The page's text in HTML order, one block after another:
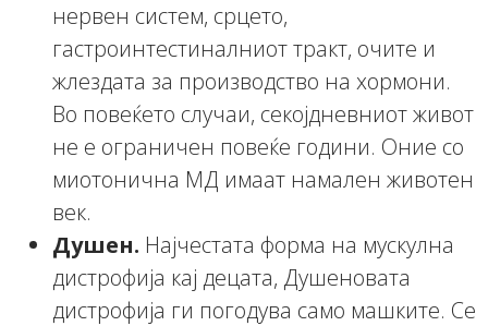
нервен систем, срцето,
гастроинтестиналниот тракт, очите и
жлездата за производство на хормони.
Во повеќето случаи, секојдневниот живот
не е ограничен повеќе години. Оние со
миотонична МД имаат намален животен
век.
Душен. Најчестата форма на мускулна
дистрофија кај децата, Душеновата
дистрофија ги погодува само машките. Се